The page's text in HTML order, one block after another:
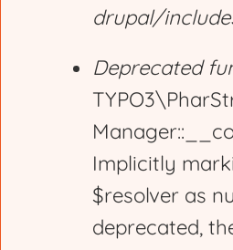
drupal/
Deprecated
Implicitly
$resolver as
deprecated,